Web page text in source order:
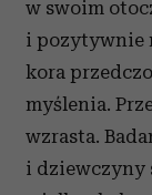
w swoim
i pozytywnie
kora
myślenia.
wzrasta.
i dziewczyny